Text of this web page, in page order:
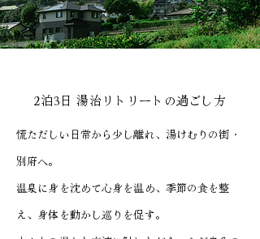
2泊3日 湯治リトリートの過ごし方
慌ただしい日常から少し離れ、湯けむりの街・
別府へ。
温泉に身を沈めて心身を温め、季節の食を整
え、身体を動かし巡りを促す。